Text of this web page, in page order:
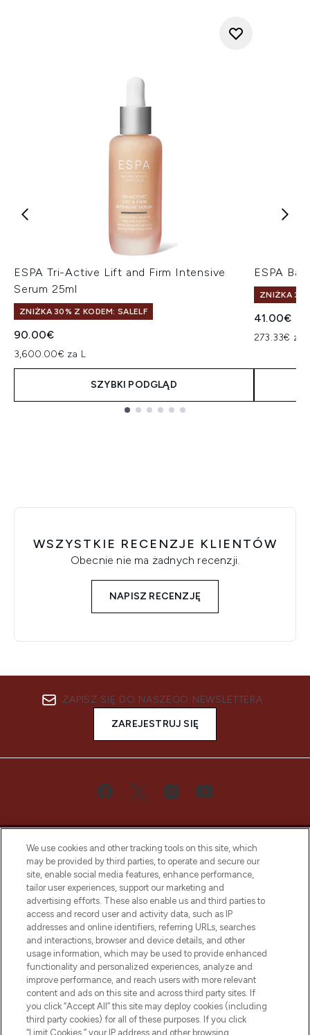
ESPA Tri-Active Lift and Firm Intensive
Serum 25ml
ZNIŻKA 30% Z KODEM: SALELF
90.00€
3,600.00€ za L
SZYBKI PODGLĄD
ESPA
ZNIŻKA
41.00€
273.33€ za
WSZYSTKIE RECENZJE KLIENTÓW
Obecnie nie ma żadnych recenzji.
NAPISZ RECENZJĘ
ZAPISZ SIĘ DO NASZEGO NEWSLETTERA
ZAREJESTRUJ SIĘ
Bądź pierwszą osobą, która dowie się o
najnowszych produktach, od niszowych i
uznanych marek, sezonowych trendach i
otrzyma ekskluzywne artykuły redakcyjne
z Sunday Supplement.
Zgoda na pliki cookie
Do Not Sell or Share My Personal
Information
We use cookies and other tracking tools on this site, which
may be provided by third parties, to operate and secure our
site, enable social media features, enhance performance,
tailor user experiences, support our marketing and
advertising efforts. These also enable us and third parties to
access and record user and activity data, such as IP
addresses and online identifiers, referring URLs, searches
and interactions, browser and device details, and other
usage information, which may be used to provide enhanced
functionality and personalized experiences, analyze and
improve performance, and reach users with more relevant
content and ads on this site and across third party sites. If
you click “Accept All” this site may deploy cookies (including
third party cookies) for all of these purposes. If you click
“Limit Cookies,” your IP address and other browsing